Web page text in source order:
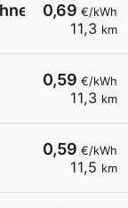
0,69 €/kWh
11,3 km
0,59 €/kWh
11,3 km
0,59 €/kWh
11,5 km